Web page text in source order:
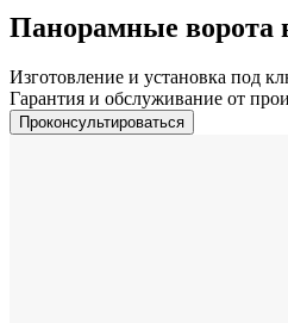
Панорамные ворота
Изготовление и установка под
Гарантия и обслуживание от
Проконсультироваться